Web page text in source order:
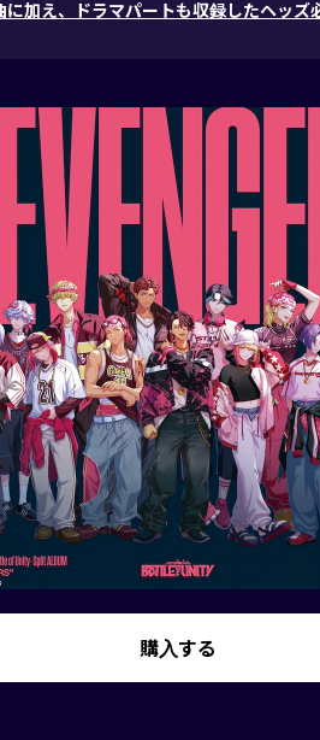
に加え、ドラマパートも収録したヘッズ
購入する